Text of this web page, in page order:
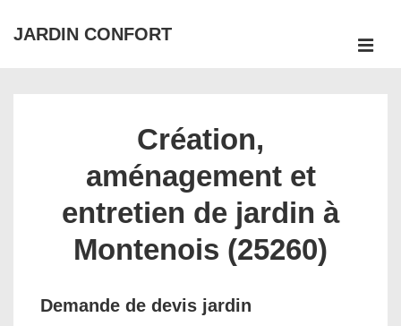
passer
JARDIN CONFORT
Création,
aménagement et
entretien de jardin à
Montenois (25260)
Demande de devis jardin